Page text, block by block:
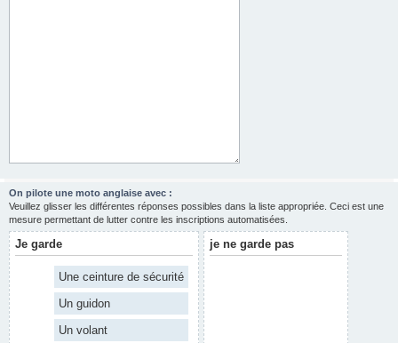
On pilote une moto anglaise avec :
Veuillez glisser les différentes réponses possibles dans la liste appropriée. Ceci est une
mesure permettant de lutter contre les inscriptions automatisées.
Je garde
Une ceinture de sécurité
Un guidon
Un volant
je ne garde pas